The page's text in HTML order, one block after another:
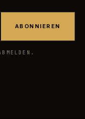
ABONNIEREN